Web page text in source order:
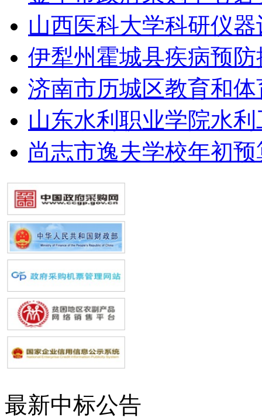
山西医科大学科研仪
伊犁州霍城县疾病预
济南市历城区教育和体
山东水利职业学院水
尚志市逸夫学校年初
最新中标公告